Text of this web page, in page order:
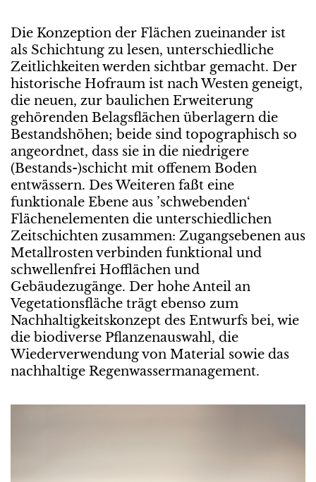
Die Konzeption der Flächen zueinander ist
als Schichtung zu lesen, unterschiedliche
Zeitlichkeiten werden sichtbar gemacht. Der
historische Hofraum ist nach Westen geneigt,
die neuen, zur baulichen Erweiterung
gehörenden Belagsflächen überlagern die
Bestandshöhen; beide sind topographisch so
angeordnet, dass sie in die niedrigere
(Bestands-)schicht mit offenem Boden
entwässern. Des Weiteren faßt eine
funktionale Ebene aus ’schwebenden‘
Flächenelementen die unterschiedlichen
Zeitschichten zusammen: Zugangsebenen aus
Metallrosten verbinden funktional und
schwellenfrei Hofflächen und
Gebäudezugänge. Der hohe Anteil an
Vegetationsfläche trägt ebenso zum
Nachhaltigkeitskonzept des Entwurfs bei, wie
die biodiverse Pflanzenauswahl, die
Wiederverwendung von Material sowie das
nachhaltige Regenwassermanagement.